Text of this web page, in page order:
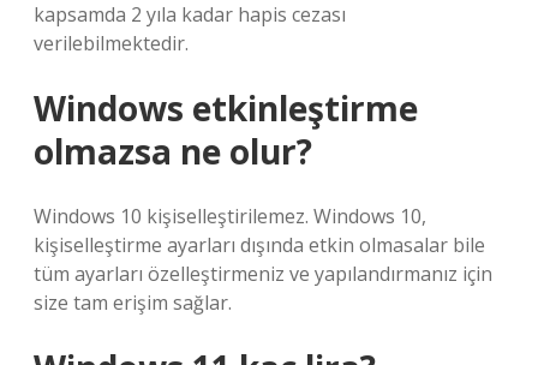
kapsamda 2 yıla kadar hapis cezası
verilebilmektedir.
Windows etkinleştirme
olmazsa ne olur?
Windows 10 kişiselleştirilemez. Windows 10,
kişiselleştirme ayarları dışında etkin olmasalar bile
tüm ayarları özelleştirmeniz ve yapılandırmanız için
size tam erişim sağlar.